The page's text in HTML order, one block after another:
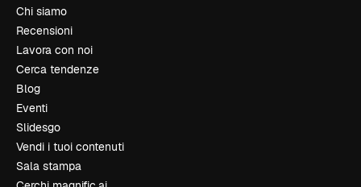
Chi siamo
Recensioni
Lavora con noi
Cerca tendenze
Blog
Eventi
Slidesgo
Vendi i tuoi contenuti
Sala stampa